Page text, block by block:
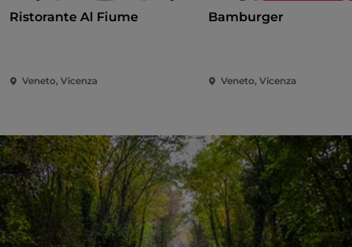
Ristorante Al Fiume
Veneto, Vicenza
Bamburger
Veneto, Vicenza